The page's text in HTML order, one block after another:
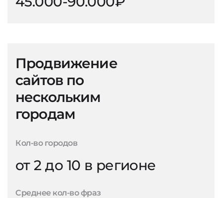
Продвижение
сайтов по
нескольким
городам
Кол-во городов
от 2 до 10 в регионе
Среднее кол-во фраз